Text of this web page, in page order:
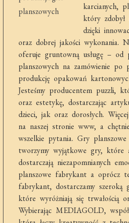
karcianych,
który
dzięki
oraz dobrej jakości wykonania.
oferuje gruntowną usługę – od
planszowych na zamówienie po
produkcję opakowań
Jesteśmy producentem puzzli,
oraz estetykę, dostarczając
dzieci, jak oraz dorosłych.
na naszej stronie www, a
wszelkie pytania. Gry
tworzymy wyjątkowe gry, które
dostarczają niezapomnianych
planszowe fabrykant a oprócz
fabrykant, dostarczamy szeroką
które wyróżniają się trwałością
Wybierając MEDIAGOLD,